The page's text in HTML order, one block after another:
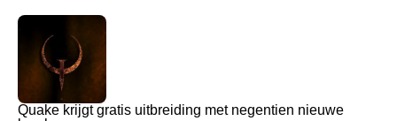
Quake krijgt gratis uitbreiding met negentien nieuwe